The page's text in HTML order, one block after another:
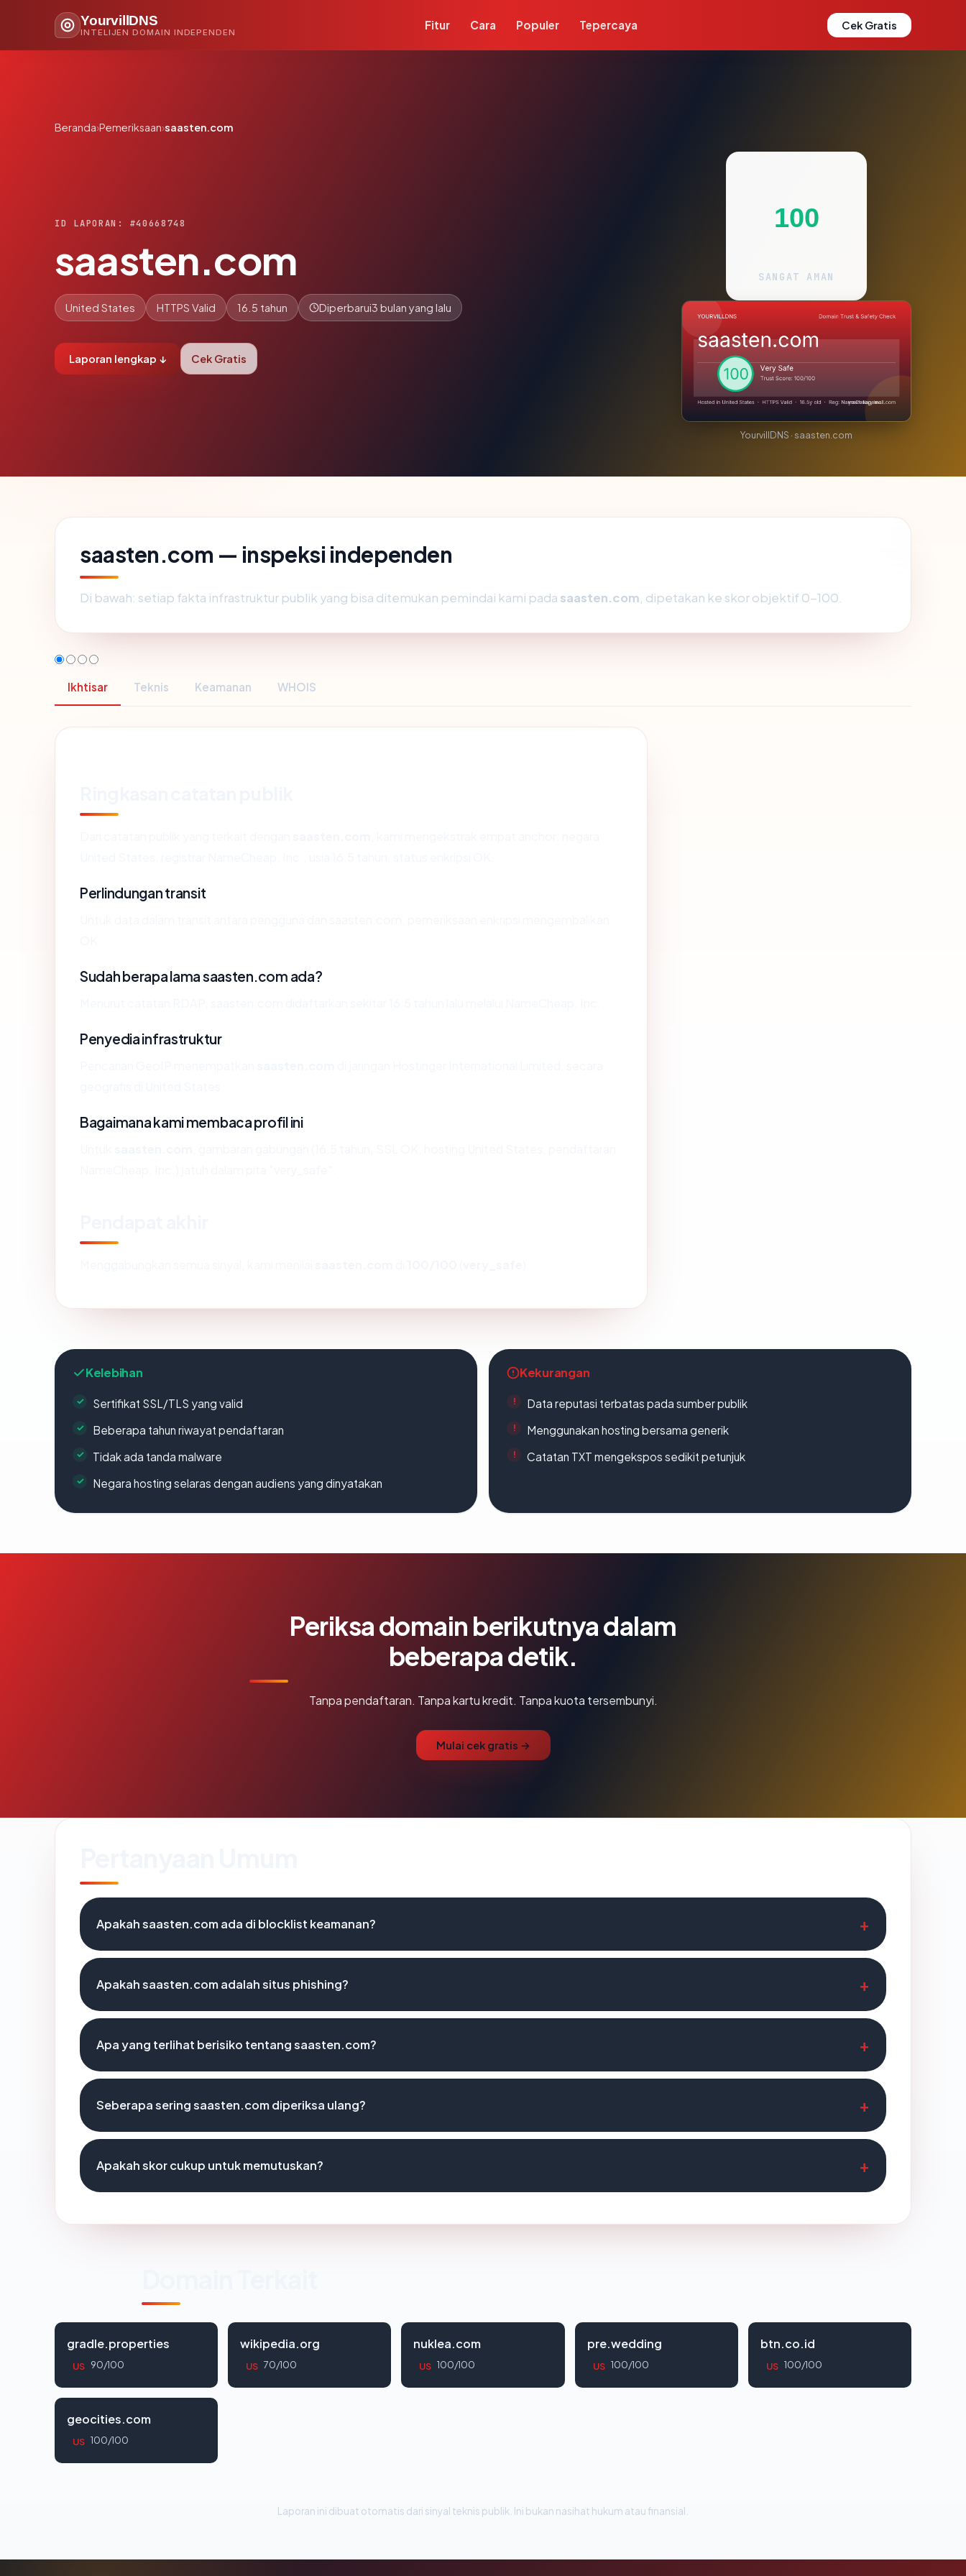
YourvillDNS
INTELIJEN DOMAIN INDEPENDEN
Fitur Cara Populer Tepercaya Cek Gratis
Beranda›Pemeriksaan›saasten.com
ID LAPORAN: #40668748
saasten.com
United States HTTPS Valid 16.5 tahun Diperbarui3 bulan yang lalu
Laporan lengkap ↓ Cek Gratis
100
SANGAT AMAN
YourvillDNS · saasten.com
saasten.com — inspeksi independen
Di bawah: setiap fakta infrastruktur publik yang bisa ditemukan pemindai kami pada saasten.com , dipetakan ke skor objektif 0-100.
Ikhtisar Teknis Keamanan WHOIS
Perlindungan transit
Sudah berapa lama saasten.com ada?
Penyedia infrastruktur
Bagaimana kami membaca profil ini
Kelebihan
Sertifikat SSL/TLS yang valid
Beberapa tahun riwayat pendaftaran
Tidak ada tanda malware
Negara hosting selaras dengan audiens yang dinyatakan
Kekurangan
Data reputasi terbatas pada sumber publik
Menggunakan hosting bersama generik
Catatan TXT mengekspos sedikit petunjuk
Periksa domain berikutnya dalam
beberapa detik.
Tanpa pendaftaran. Tanpa kartu kredit. Tanpa kuota tersembunyi.
Mulai cek gratis →
Apakah saasten.com ada di blocklist keamanan?
Apakah saasten.com adalah situs phishing?
Apa yang terlihat berisiko tentang saasten.com?
Seberapa sering saasten.com diperiksa ulang?
Apakah skor cukup untuk memutuskan?
gradle.properties
US 90/100
wikipedia.org
US 70/100
nuklea.com
US 100/100
pre.wedding
US 100/100
btn.co.id
US 100/100
geocities.com
US 100/100
Laporan ini dibuat otomatis dari sinyal teknis publik. Ini bukan nasihat hukum atau finansial.